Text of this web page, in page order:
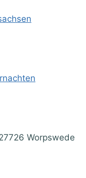
Worpswede